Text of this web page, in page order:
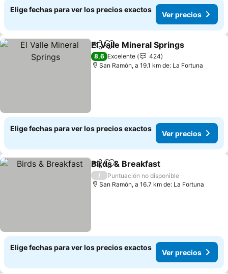
Elige fechas para ver los precios exactos
Ver precios
CompartirAgregar a favoritos
El Valle Mineral Springs
8,6 Excelente
424
San Ramón, a 19.1 km de: La Fortuna
Elige fechas para ver los precios exactos
Ver precios
CompartirAgregar a favoritos
Birds & Breakfast
/
Puntuación no disponible
San Ramón, a 16.7 km de: La Fortuna
Elige fechas para ver los precios exactos
Ver precios